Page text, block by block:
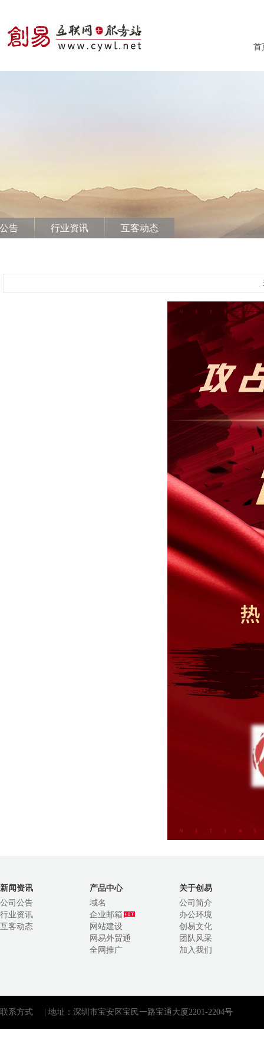
首
告 行业资讯 互客动态
新闻资讯
公司公告
行业资讯
互客动态
产品中心
域名
企业邮箱
网站建设
网易外贸通
全网推广
关于创易
公司简介
办公环境
创易文化
团队风采
加入我们
联系方式 | 地址：深圳市宝安区宝民一路宝通大厦2201-2204号